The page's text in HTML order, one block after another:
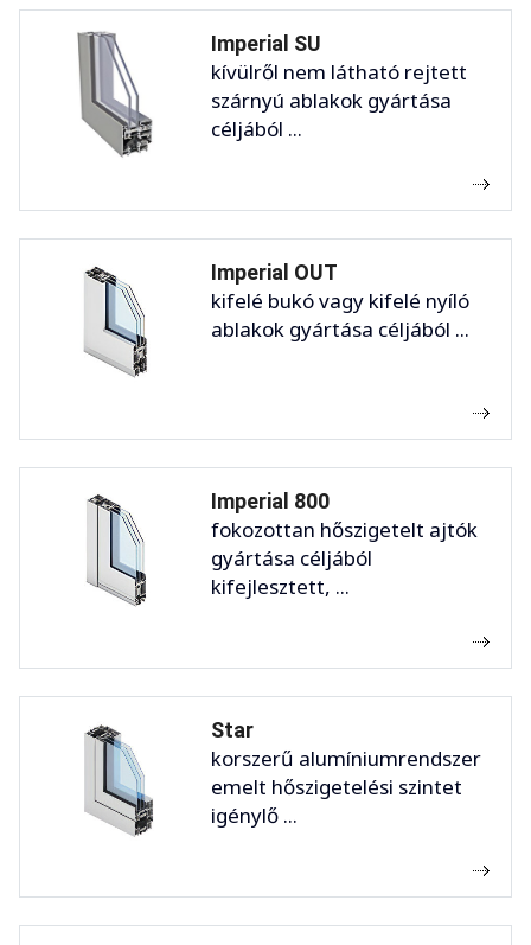
Imperial SU
kívülről nem látható rejtett
szárnyú ablakok gyártása
céljából ...
Imperial OUT
kifelé bukó vagy kifelé nyíló
ablakok gyártása céljából ...
Imperial 800
fokozottan hőszigetelt ajtók
gyártása céljából
kifejlesztett, ...
Star
korszerű alumíniumrendszer
emelt hőszigetelési szintet
igénylő ...